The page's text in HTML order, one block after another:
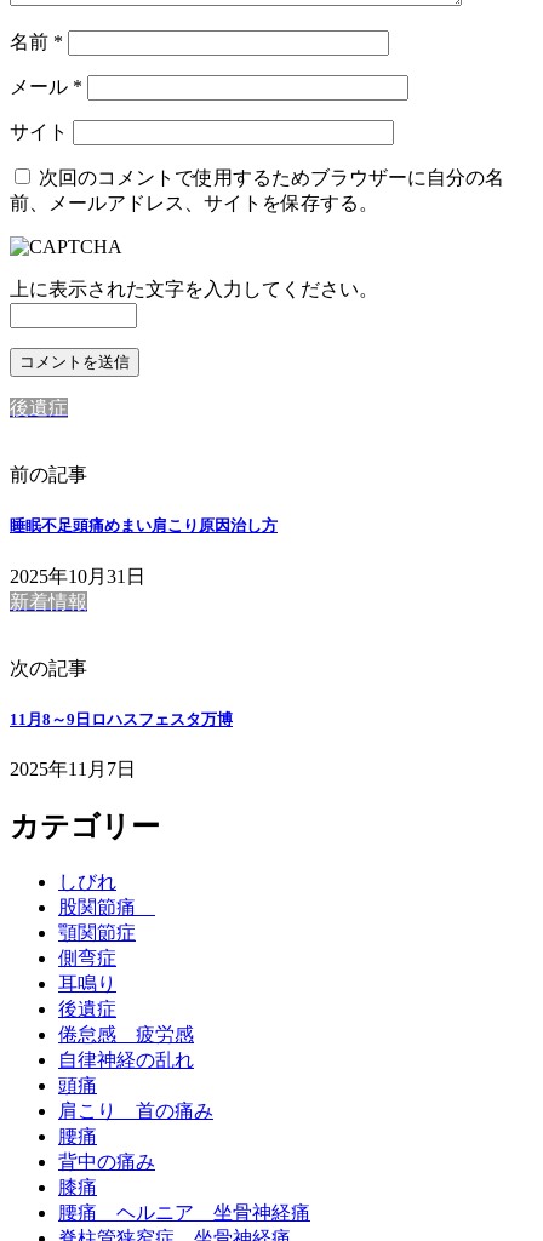
名前 *
メール *
サイト
次回のコメントで使用するためブラウザーに自分の名
前、メールアドレス、サイトを保存する。
上に表示された文字を入力してください。
後遺症
前の記事
睡眠不足頭痛めまい肩こり原因治し方
2025年10月31日
新着情報
次の記事
11月8～9日ロハスフェスタ万博
2025年11月7日
カテゴリー
しびれ
股関節痛
顎関節症
側弯症
耳鳴り
後遺症
倦怠感 疲労感
自律神経の乱れ
頭痛
肩こり 首の痛み
腰痛
背中の痛み
膝痛
腰痛 ヘルニア 坐骨神経痛